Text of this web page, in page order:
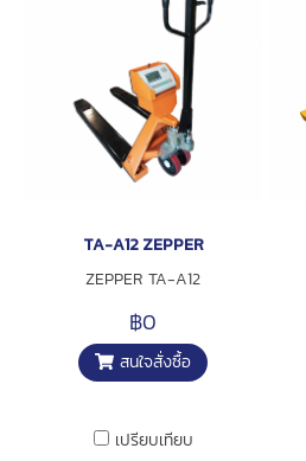
TA-A12 ZEPPER
ZEPPER TA-A12
฿0
สนใจสั่งซื้อ
เปรียบเทียบ